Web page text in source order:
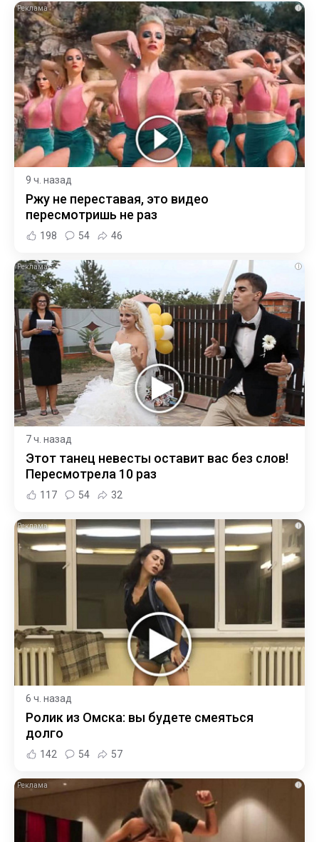
i
9 ч. назад
Ржу не переставая, это видео
пересмотришь не раз
198 54 46
i
7 ч. назад
Этот танец невесты оставит вас без слов!
Пересмотрела 10 раз
117 54 32
i
6 ч. назад
Ролик из Омска: вы будете смеяться
долго
142 54 57
i